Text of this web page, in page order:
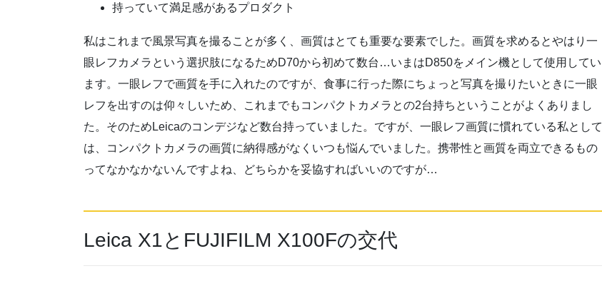
持っていて満足感があるプロダクト
私はこれまで風景写真を撮ることが多く、画質はとても重要な要素でした。画質を求めるとやはり一
眼レフカメラという選択肢になるためD70から初めて数台…いまはD850をメイン機として使用してい
ます。一眼レフで画質を手に入れたのですが、食事に行った際にちょっと写真を撮りたいときに一眼
レフを出すのは仰々しいため、これまでもコンパクトカメラとの2台持ちということがよくありまし
た。そのためLeicaのコンデジなど数台持っていました。ですが、一眼レフ画質に慣れている私として
は、コンパクトカメラの画質に納得感がなくいつも悩んでいました。携帯性と画質を両立できるもの
ってなかなかないんですよね、どちらかを妥協すればいいのですが…
Leica X1とFUJIFILM X100Fの交代